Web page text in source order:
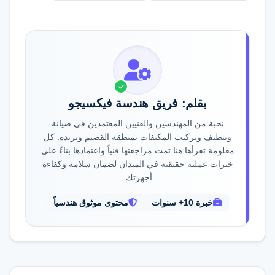
بقلم: فريق هندسة فيكسيجو
نخبة من المهندسين والفنيين المعتمدين في صيانة
وتنظيف وتركيب المكيفات بمنطقة القصيم وبريدة. كل
معلومة تقرأها هنا تمت مراجعتها فنياً واعتمادها بناءً على
خبرات عملية حقيقية في الميدان لضمان سلامة وكفاءة
أجهزتك.
خبرة 10+ سنوات محتوى موثوق هندسياً